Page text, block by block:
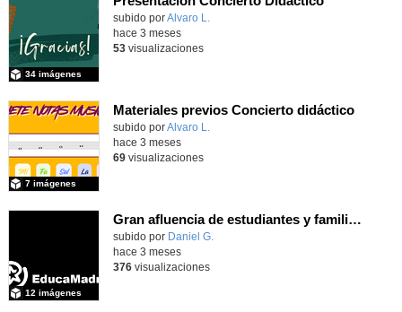
Contenido educativo.
subido porAlvaro L.
34 imágenes
hace 3 meses
53visualizaciones
Materiales previos Concierto didáctico
Contenido educativo.
subido porAlvaro L.
7 imágenes
hace 3 meses
69visualizaciones
Gran afluencia de estudiantes y familias en la jornada de puertas abiertas que nuestro centro desarrolló el pasado 23 de abril de 2026
subido por Daniel G.
12 imágenes
hace 3 meses
376visualizaciones